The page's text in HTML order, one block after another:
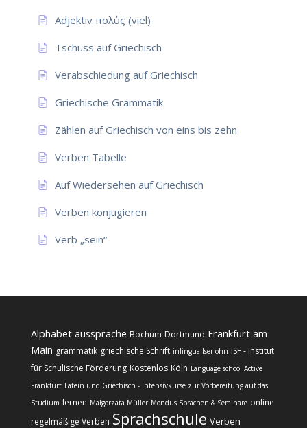
Adjektiv πολύς (viel)
Tschüss auf Griechisch
Verabschiedung auf Griechisch
Griechische Grammatik
Zählen auf Griechisch von eins bis zehn
Verben Tabelle
Auf Wiedersehen auf Griechisch
Verben konjugieren
Verb „sein“
Alphabet aussprache Bochum Dortmund Frankfurt am
Main grammatik griechische Schrift inlingua Iserlohn ISF - Institut
für Schulische Förderung Kostenlos Köln Language school Active
Frankfurt Latein und Griechisch - Intensivkurse zur Vorbereitung auf das
Studium lernen Malgorzata Müller Mondus Sprachen & Seminare online
regelmäßige Verben Sprachschule Verben